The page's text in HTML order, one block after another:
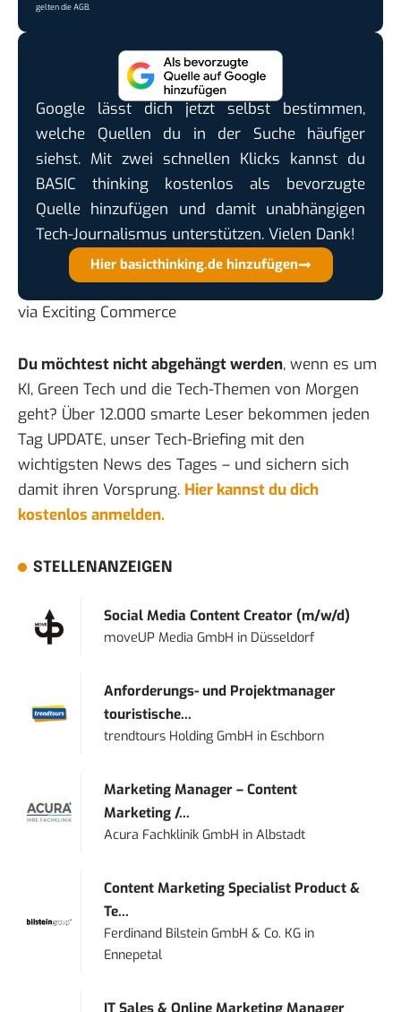
gelten dieAGB.
Google lässt dich jetzt selbst bestimmen,
welche Quellen du in der Suche häufiger
siehst. Mit zwei schnellen Klicks kannst du
BASIC thinking kostenlos als bevorzugte
Quelle hinzufügen und damit unabhängigen
Tech-Journalismus unterstützen. Vielen Dank!
Hier basicthinking.de hinzufügen
via Exciting Commerce
Du möchtest nicht abgehängt werden, wenn es um
KI, Green Tech und die Tech-Themen von Morgen
geht? Über 12.000 smarte Leser bekommen jeden
Tag UPDATE, unser Tech-Briefing mit den
wichtigsten News des Tages – und sichern sich
damit ihren Vorsprung. Hier kannst du dich
kostenlos anmelden.
STELLENANZEIGEN
Social Media Content Creator (m/w/d)
moveUP Media GmbH in Düsseldorf
Anforderungs- und Projektmanager
touristische...
trendtours Holding GmbH in Eschborn
Marketing Manager – Content
Marketing /...
Acura Fachklinik GmbH inAlbstadt
Content Marketing Specialist Product &
Te...
Ferdinand Bilstein GmbH & Co. KG in
Ennepetal